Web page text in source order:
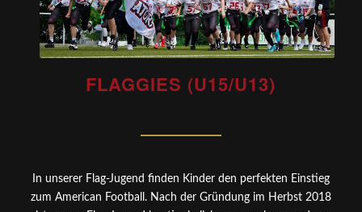
FLAGGIES (U15/U13)
In unserer Flag-Jugend finden Kinder den perfekten Einstieg
zum American Football. Nach der Gründung im Herbst 2018